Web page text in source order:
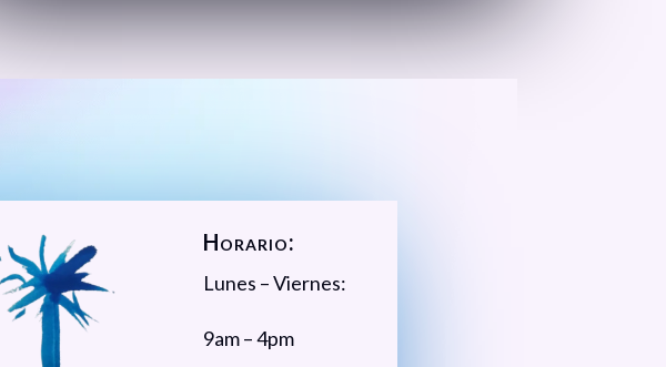
Horario:
Lunes – Viernes:
9am – 4pm